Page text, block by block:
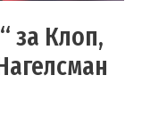
за Клоп,